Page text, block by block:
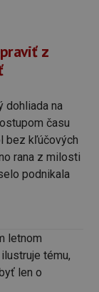
z
dohliada na
času
bez kľúčových
rana z milosti
podnikala